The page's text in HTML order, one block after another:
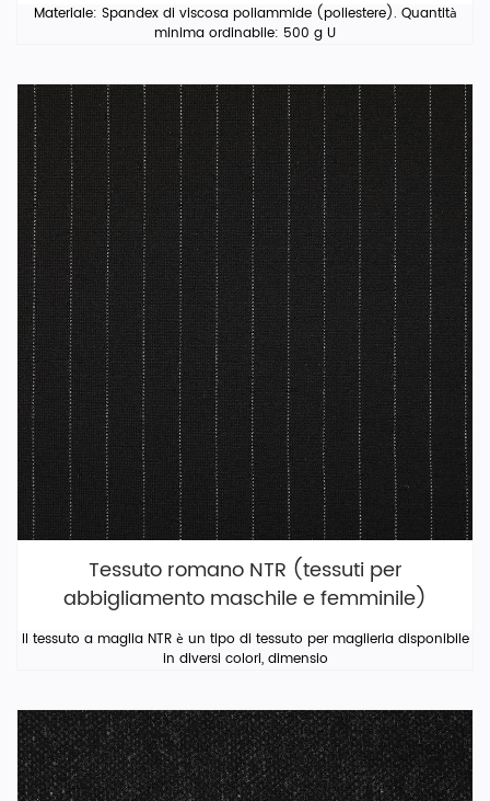
Materiale: Spandex di viscosa poliammide (poliestere). Quantità
minima ordinabile: 500 g U
Tessuto romano NTR (tessuti per
abbigliamento maschile e femminile)
Il tessuto a maglia NTR è un tipo di tessuto per maglieria disponibile
in diversi colori, dimensio